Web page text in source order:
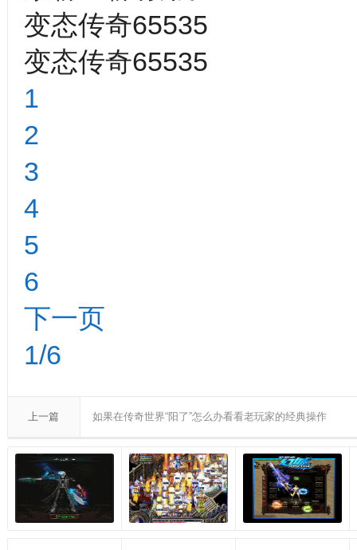
变态传奇65535
变态传奇65535
1
2
3
4
5
6
下一页
1/6
上一篇 如果在传奇世界“阳了”怎么办看看老玩家的经典操作